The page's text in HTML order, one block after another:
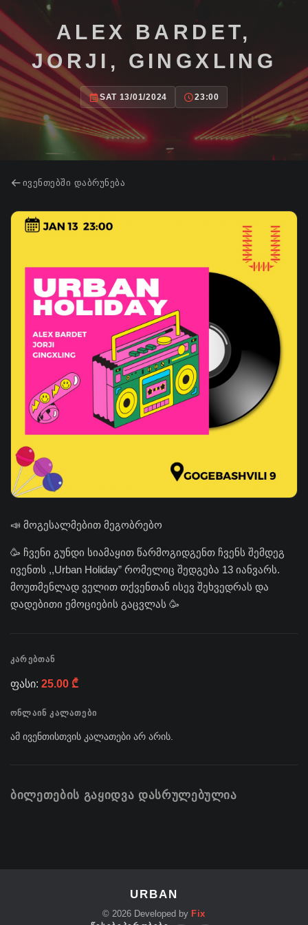
ALEX BARDET,
JORJI, GINGXLING
SAT 13/01/2024 23:00
ᲘᲕᲔᲜᲗᲔᲑᲨᲘ ᲓᲐᲑᲠᲣᲜᲔᲑᲐ
📣 მოგესალმებით მეგობრებო
🥳 ჩვენი გუნდი სიამაყით წარმოგიდგენთ ჩვენს შემდეგ
ივენთს ,,Urban Holiday” რომელიც შედგება 13 იანვარს.
მოუთმენლად ველით თქვენთან ისევ შეხვედრას და
დადებითი ემოციების გაცვლას 🥳
ᲙᲐᲠᲔᲑᲗᲐᲜ
ფასი: 25.00 ₾
ᲝᲜᲚᲐᲘᲜ ᲙᲐᲚᲐᲗᲔᲑᲘ
ამ ივენთისთვის კალათები არ არის.
ᲑᲘᲚᲔᲗᲔᲑᲘᲡ ᲒᲐᲧᲘᲓᲕᲐ ᲓᲐᲡᲠᲣᲚᲔᲑᲣᲚᲘᲐ
URBAN
© 2026Developed by Fix